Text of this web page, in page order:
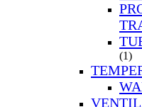
(1)